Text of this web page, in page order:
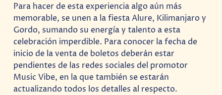
Para hacer de esta experiencia algo aún más
memorable, se unen a la fiesta Alure, Kilimanjaro y
Gordo, sumando su energía y talento a esta
celebración imperdible. Para conocer la fecha de
inicio de la venta de boletos deberán estar
pendientes de las redes sociales del promotor
Music Vibe, en la que también se estarán
actualizando todos los detalles al respecto.